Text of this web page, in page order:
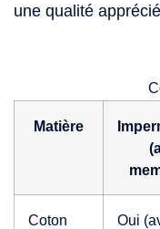
une qualité
Matière
Coton Oui